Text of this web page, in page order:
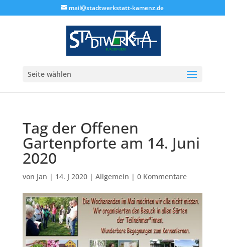
mail@stadtwerkstatt-kamenz.de
Seite wählen
Tag der Offenen
Gartenpforte am 14. Juni
2020
von Jan | 14. J 2020| Allgemein | 0 Kommentare